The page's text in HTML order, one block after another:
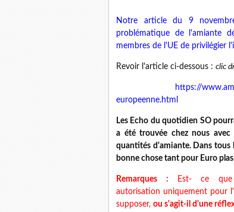
Notre article du 9
problématique de l'amiante
membres de l'UE de privilégier
Revoir l'article ci-dessous : clic
https://
europeenne.html
Les Echo du quotidien SO
a été trouvée chez nous
quantités d'amiante. Dans tous
bonne chose tant pour Euro
Remarques :
Est- ce
autorisation uniquement pour
supposer,ou s'agit-il d'une